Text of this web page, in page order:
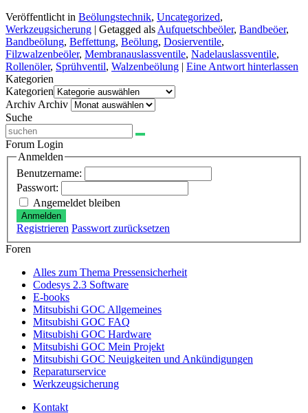
Veröffentlicht in Beölungstechnik, Uncategorized,
Werkzeugsicherung | Getagged als Aufquetschbeöler, Bandbeöer,
Bandbeölung, Beffettung, Beölung, Dosierventile,
Filzwalzenbeöler, Membranauslassventile, Nadelauslassventile,
Rollenöler, Sprühventil, Walzenbeölung | Eine Antwort hinterlassen
Kategorien
Kategorien
Archiv Archiv
Suche
Forum Login
Anmelden
Benutzername:
Passwort:
Angemeldet bleiben
Anmelden
Registrieren Passwort zurücksetzen
Foren
Alles zum Thema Pressensicherheit
Codesys 2.3 Software
E-books
Mitsubishi GOC Allgemeines
Mitsubishi GOC FAQ
Mitsubishi GOC Hardware
Mitsubishi GOC Mein Projekt
Mitsubishi GOC Neuigkeiten und Ankündigungen
Reparaturservice
Werkzeugsicherung
Kontakt